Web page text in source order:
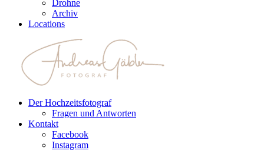
Drohne
Archiv
Locations
Der Hochzeitsfotograf
Fragen und Antworten
Kontakt
Facebook
Instagram